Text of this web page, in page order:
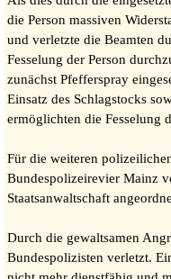
die Person massiven
und verletzte die Beamten
Fesselung der Person
zunächst Pfefferspray
Einsatz des Schlagstocks
ermöglichten die Fesselung
Für die weiteren
Bundespolizeirevier Mainz
Staatsanwaltschaft
Durch die gewaltsamen
Bundespolizisten verletzt.